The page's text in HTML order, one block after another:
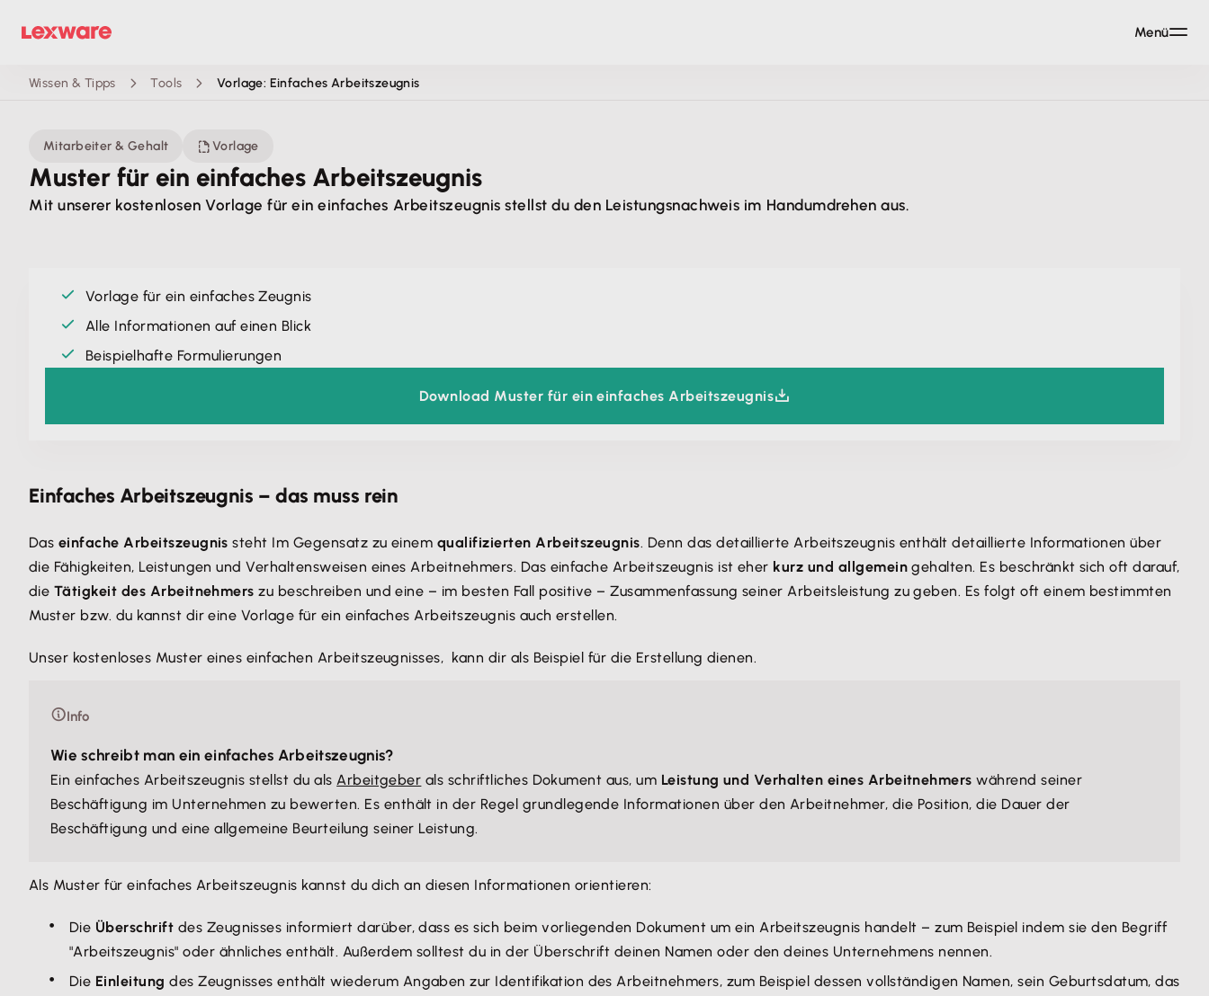
Wissen & Tipps Tools Vorlage: Einfaches Arbeitszeugnis
Mitarbeiter & Gehalt Vorlage
Muster für ein einfaches Arbeitszeugnis
Mit unserer kostenlosen Vorlage für ein einfaches Arbeitszeugnis stellst du den Leistungsnachweis im Handumdrehen aus.
Vorlage für ein einfaches Zeugnis
Alle Informationen auf einen Blick
Beispielhafte Formulierungen
Download Muster für ein einfaches Arbeitszeugnis
Einfaches Arbeitszeugnis – das muss rein
Das einfache Arbeitszeugnis steht Im Gegensatz zu einem qualifizierten Arbeitszeugnis. Denn das detaillierte Arbeitszeugnis enthält detaillierte Informationen über
die Fähigkeiten, Leistungen und Verhaltensweisen eines Arbeitnehmers. Das einfache Arbeitszeugnis ist eher kurz und allgemein gehalten. Es beschränkt sich oft darauf,
die Tätigkeit des Arbeitnehmers zu beschreiben und eine – im besten Fall positive – Zusammenfassung seiner Arbeitsleistung zu geben. Es folgt oft einem bestimmten
Muster bzw. du kannst dir eine Vorlage für ein einfaches Arbeitszeugnis auch erstellen.
Unser kostenloses Muster eines einfachen Arbeitszeugnisses, kann dir als Beispiel für die Erstellung dienen.
Info
Wie schreibt man ein einfaches Arbeitszeugnis?
Ein einfaches Arbeitszeugnis stellst du alsArbeitgeber als schriftliches Dokument aus, um Leistung und Verhalten eines Arbeitnehmers während seiner
Beschäftigung im Unternehmen zu bewerten. Es enthält in der Regel grundlegende Informationen über den Arbeitnehmer, die Position, die Dauer der
Beschäftigung und eine allgemeine Beurteilung seiner Leistung.
Als Muster für einfaches Arbeitszeugnis kannst du dich an diesen Informationen orientieren:
Die Überschrift des Zeugnisses informiert darüber, dass es sich beim vorliegenden Dokument um ein Arbeitszeugnis handelt – zum Beispiel indem sie den Begriff
"Arbeitszeugnis" oder ähnliches enthält. Außerdem solltest du in der Überschrift deinen Namen oder den deines Unternehmens nennen.
Die Einleitung des Zeugnisses enthält wiederum Angaben zur Identifikation des Arbeitnehmers, zum Beispiel dessen vollständigen Namen, sein Geburtsdatum, das
Menü